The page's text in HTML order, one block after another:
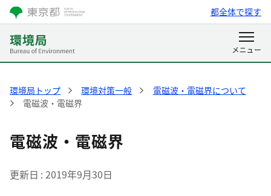
都全体で探す
環境局トップ 環境対策一般
電磁波・電磁界について
電磁波・電磁界
電磁波・電磁界
更新日 2019年9月30日